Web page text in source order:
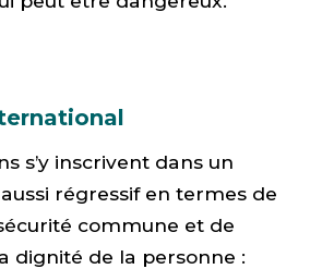
s’y inscrivent dans un
régressif en termes de
commune et de
dignité de la personne :